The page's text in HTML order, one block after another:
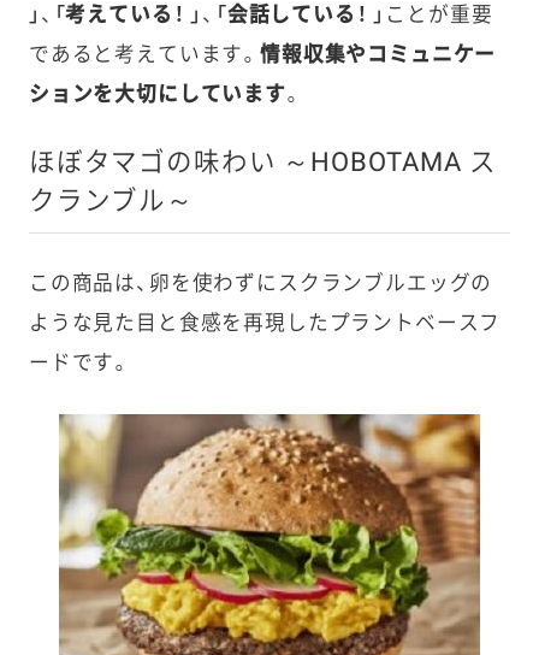
」 、 「考えている！ 」 、 「会話している！ 」 ことが重要
であると考えています。情報収集やコミュニケー
ションを大切にしています。
ほぼタマゴの味わい ～HOBOTAMA ス
クランブル～
この商品は、卵を使わずにスクランブルエッグの
ような見た目と食感を再現したプラントベースフ
ードです。